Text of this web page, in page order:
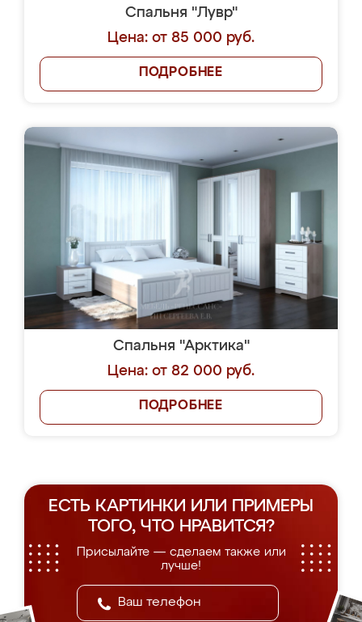
Спальня "Лувр"
Цена: от 85 000 руб.
ПОДРОБНЕЕ
Спальня "Арктика"
Цена: от 82 000 руб.
ПОДРОБНЕЕ
ЕСТЬ КАРТИНКИ ИЛИ ПРИМЕРЫ
ТОГО, ЧТО НРАВИТСЯ?
Присылайте — сделаем также или
лучше!